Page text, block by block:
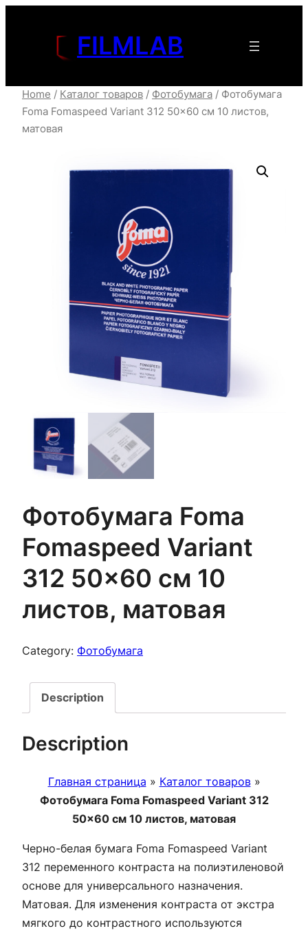
содержимомуFILMLAB
Home / Каталог товаров / Фотобумага / Фотобумага
Foma Fomaspeed Variant 312 50×60 см 10 листов,
матовая
Фотобумага Foma
Fomaspeed Variant
312 50×60 см 10
листов, матовая
Category: Фотобумага
Description
Description
Главная страница » Каталог товаров»
Фотобумага Foma Fomaspeed Variant 312
50×60 см 10 листов, матовая
Черно-белая бумага Foma Fomaspeed Variant
312 переменного контраста на полиэтиленовой
основе для универсального назначения.
Матовая. Для изменения контраста от экстра
мягкого до контрастного используются